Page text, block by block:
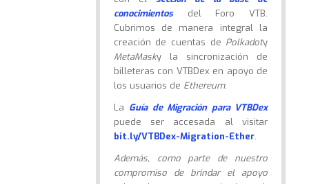
conocimientosdel Foro VTB.
Cubrimos de manera integral la
creación de cuentas de Polkadoty
MetaMasky la sincronización de
billeteras con VTBDex en apoyo de
los usuarios de Ethereum.
La Guía de Migración para VTBDex
puede ser accesada al visitar
bit.ly/VTBDex-Migration-Ether.
Además, como parte de nuestro
compromiso de brindar el apoyo